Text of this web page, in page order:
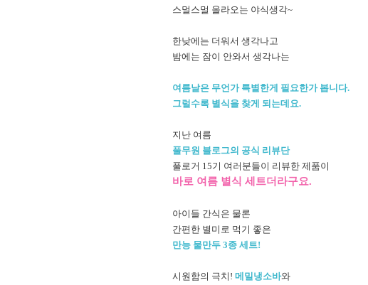
스멀스멀 올라오는 야식생각~
한낮에는 더워서 생각나고
밤에는 잠이 안와서 생각나는
여름날은 무언가 특별한게 필요한가 봅니다.
그럴수록 별식을 찾게 되는데요.
지난 여름
풀무원 블로그의 공식 리뷰단
풀로거 15기 여러분들이 리뷰한 제품이
바로 여름 별식 세트더라구요.
아이들 간식은 물론
간편한 별미로 먹기 좋은
만능 물만두 3종 세트!
시원함의 극치! 메밀냉소바와